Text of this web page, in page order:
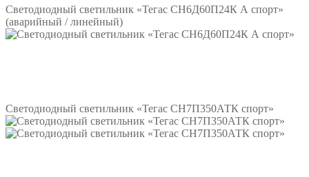
Светодиодный светильник «Тегас СН6Д60П24К А спорт»
(аварийный / линейный)
Светодиодный светильник «Тегас СН7П350АТК спорт»